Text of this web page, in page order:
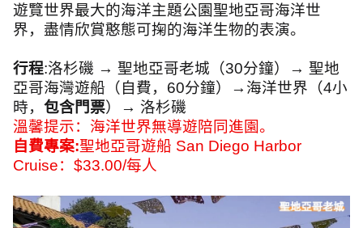
遊覽世界最大的海洋主題公園聖地亞哥海洋世
界，盡情欣賞憨態可掬的海洋生物的表演。
行程:洛杉磯 → 聖地亞哥老城（30分鐘）→ 聖地
亞哥海灣遊船（自費， 60分鐘）→海洋世界（4小
時， 包含門票）→ 洛杉磯
溫馨提示：海洋世界無導遊陪同進園。
自費專案:聖地亞哥遊船 San Diego Harbor
Cruise： $33.00/每人